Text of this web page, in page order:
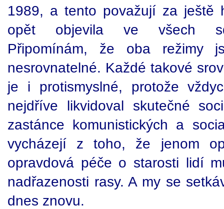
1989, a tento považují za ještě
opět objevila ve všech
Připomínám, že oba režimy
nesrovnatelné. Každé takové
je i protismyslné, protože
nejdříve likvidoval skutečné
zastánce komunistických a
vycházejí z toho, že jenom
opravdová péče o starosti lidí
nadřazenosti rasy. A my se
dnes znovu.